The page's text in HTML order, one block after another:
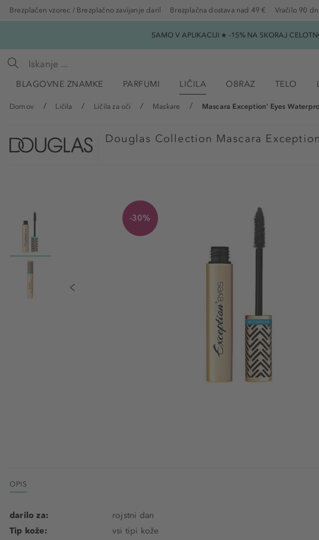
Brezplačen vzorec / Brezplačno zavijanje daril Brezplačna dostava nad 49 € Vračilo 90 dni
SAMO V APLIKACIJI ★ -15% NA SKORAJ
BLAGOVNE ZNAMKE PARFUMI LIČILA OBRAZ TELO
Domov Ličila Ličila za oči Maskare Mascara Exception' Eyes
Douglas Collection Mascara
-30%
OPIS
darilo za:
rojstni dan
Tip kože:
vsi tipi kože